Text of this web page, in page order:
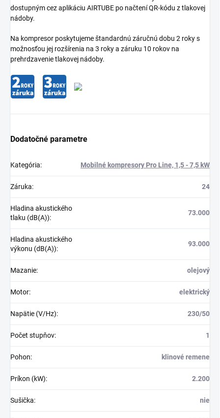
dostupným cez aplikáciu AIRTUBE po načtení QR-kódu z tlakovej
nádoby.
Na kompresor poskytujeme štandardnú záručnú dobu 2 roky s
možnosťou jej rozšírenia na 3 roky a záruku 10 rokov na
prehrdzavenie tlakovej nádoby.
Dodatočné parametre
Kategória: Mobilné kompresory Pro Line, 1,5 - 7,5 kW
Záruka: 24
Hladina akustického
tlaku (dB(A)):
73.000
Hladina akustického
výkonu (dB(A)):
93.000
Mazanie: olejový
Motor: elektrický
Napätie (V/Hz): 230/50
Počet stupňov: 1
Pohon: klinové remene
Príkon (kW): 2.200
Sušička: nie